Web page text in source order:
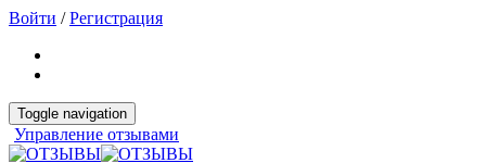
Войти /Регистрация
Toggle navigation
Управление отзывами